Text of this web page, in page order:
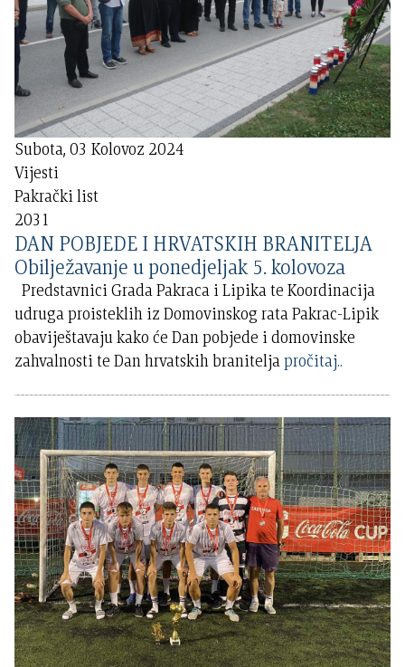
Subota, 03 Kolovoz 2024
Vijesti
Pakrački list
2031
DAN POBJEDE I HRVATSKIH BRANITELJA
Obilježavanje u ponedjeljak 5. kolovoza
Predstavnici Grada Pakraca i Lipika te Koordinacija
udruga proisteklih iz Domovinskog rata Pakrac-Lipik
obaviještavaju kako će Dan pobjede i domovinske
zahvalnosti te Dan hrvatskih braniteljapročitaj..